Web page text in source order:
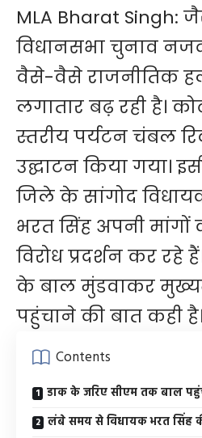
MLA Bharat Singh:
विधानसभा चुनाव
वैसे-वैसे राजनीतिक
लगातार बढ़ रही है।
स्तरीय पर्यटन चंबल
उद्घाटन किया गया।
जिले के सांगोद
भरत सिंह अपनी
विरोध प्रदर्शन कर रहे
के बाल मुंडवाकर
पहुंचाने की बात कही है।
Contents
डाक के जरिए सीएम तक बाल
लंबे समय से विधायक भरत सिंह